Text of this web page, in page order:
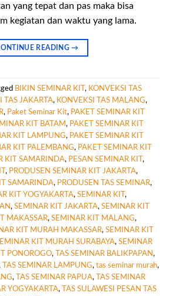
yang tepat dan pas maka bisa
kegiatan dan waktu yang lama.
READING→
BIKIN SEMINAR KIT , KONVEKSI TAS
TAS JAKARTA, KONVEKSI TAS MALANG,
, Paket Seminar Kit, PAKET SEMINAR KIT
KIT BATAM, PAKET SEMINAR KIT
KIT LAMPUNG, PAKET SEMINAR KIT
KIT PALEMBANG, PAKET SEMINAR KIT
KIT SAMARINDA, PESAN SEMINAR KIT ,
, PRODUSEN SEMINAR KIT JAKARTA,
SAMARINDA, PRODUSEN TAS SEMINAR,
KIT YOGYAKARTA, SEMINAR KIT ,
, SEMINAR KIT JAKARTA, SEMINAR KIT
MAKASSAR, SEMINAR KIT MALANG,
KIT MURAH MAKASSAR, SEMINAR KIT
KIT MURAH SURABAYA, SEMINAR
PONOROGO, TAS SEMINAR BALIKPAPAN,
TAS SEMINAR LAMPUNG, tas seminar murah,
, TAS SEMINAR PAPUA,
TAS SEMINAR
YOGYAKARTA,
TAS SULAWESI PESAN TAS